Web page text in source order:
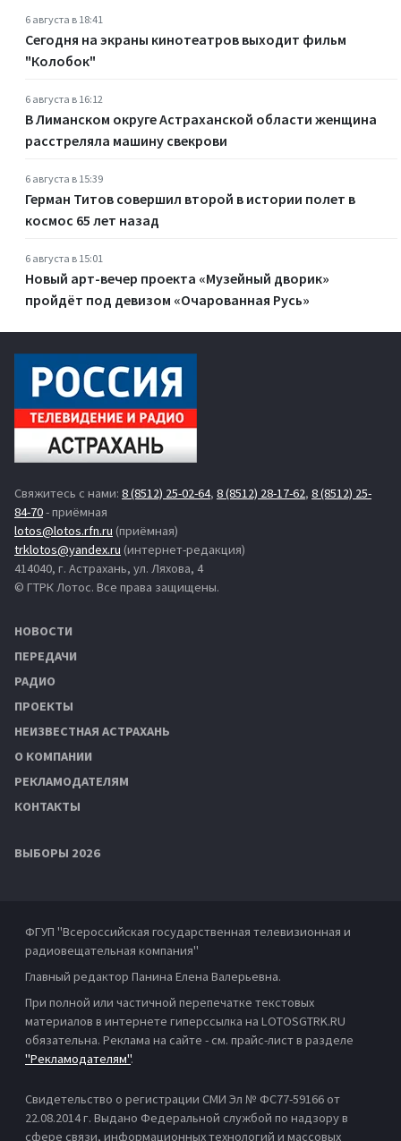
6 августа в 18:41
Сегодня на экраны кинотеатров выходит фильм
"Колобок"
6 августа в 16:12
В Лиманском округе Астраханской области женщина
расстреляла машину свекрови
6 августа в 15:39
Герман Титов совершил второй в истории полет в
космос 65 лет назад
6 августа в 15:01
Новый арт-вечер проекта «Музейный дворик»
пройдёт под девизом «Очарованная Русь»
Свяжитесь с нами: 8 (8512) 25-02-64, 8 (8512) 28-17-62, 8 (8512) 25-
84-70- приёмная
lotos@lotos.rfn.ru (приёмная)
trklotos@yandex.ru (интернет-редакция)
414040, г. Астрахань, ул. Ляхова, 4
© ГТРК Лотос. Все права защищены.
НОВОСТИ
ПЕРЕДАЧИ
РАДИО
ПРОЕКТЫ
НЕИЗВЕСТНАЯ АСТРАХАНЬ
О КОМПАНИИ
РЕКЛАМОДАТЕЛЯМ
КОНТАКТЫ
ВЫБОРЫ 2026
ФГУП "Всероссийская государственная телевизионная и
радиовещательная компания"
Главный редактор Панина Елена Валерьевна.
При полной или частичной перепечатке текстовых
материалов в интернете гиперссылка на LOTOSGTRK.RU
обязательна. Реклама на сайте - см. прайс-лист в разделе
"Рекламодателям".
Свидетельство о регистрации СМИ Эл № ФС77-59166 от
22.08.2014 г. Выдано Федеральной службой по надзору в
сфере связи, информационных технологий и массовых